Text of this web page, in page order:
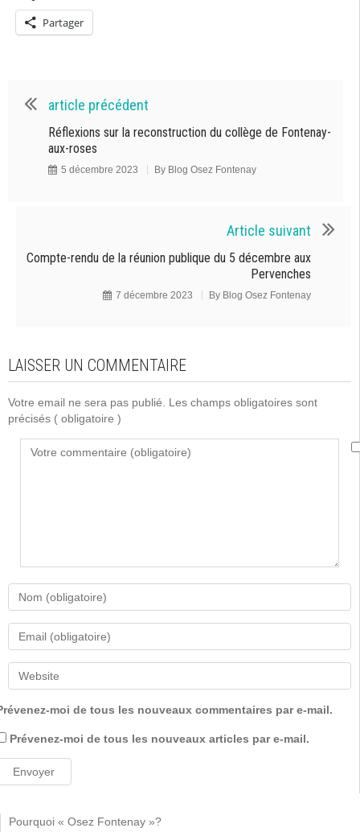
Partager
article précédent
Réflexions sur la reconstruction du collège de Fontenay-
aux-roses
5 décembre 2023 By Blog Osez Fontenay
Article suivant
Compte-rendu de la réunion publique du 5 décembre aux
Pervenches
7 décembre 2023 By Blog Osez Fontenay
LAISSER UN COMMENTAIRE
Votre email ne sera pas publié. Les champs obligatoires sont
précisés ( obligatoire )
moi de tous les nouveaux commentaires par e-mail.
Prévenez-moi de tous les nouveaux articles par e-mail.
Pourquoi « Osez Fontenay »?